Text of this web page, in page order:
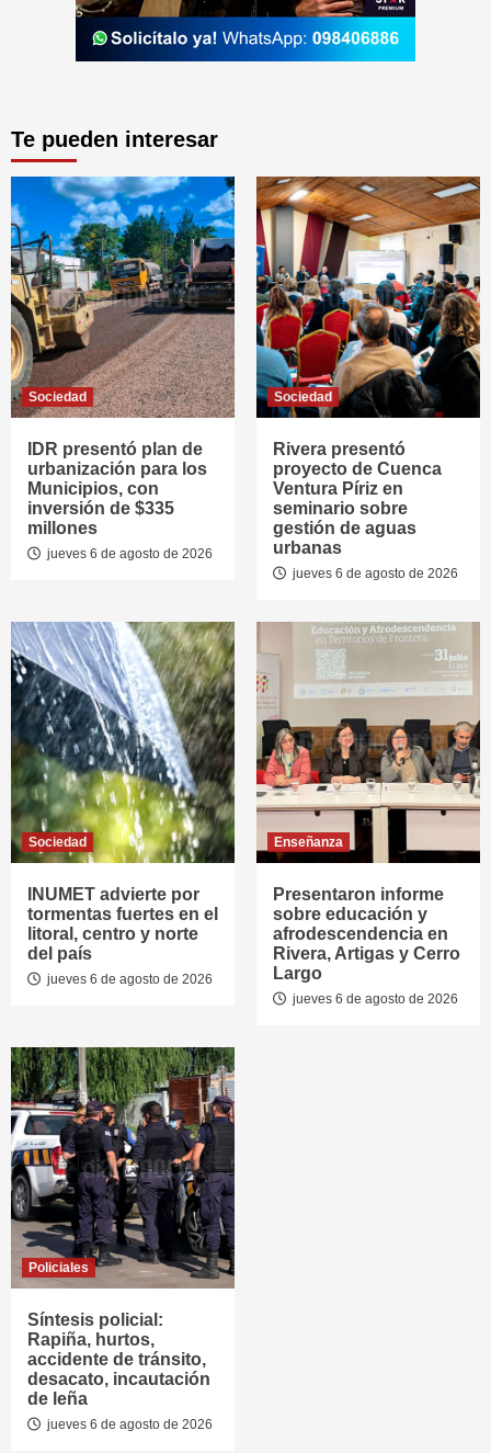
Te pueden interesar
Sociedad
IDR presentó plan de
urbanización para los
Municipios, con
inversión de $335
millones
jueves 6 de agosto de 2026
Sociedad
Rivera presentó
proyecto de Cuenca
Ventura Píriz en
seminario sobre
gestión de aguas
urbanas
jueves 6 de agosto de 2026
Sociedad
INUMET advierte por
tormentas fuertes en el
litoral, centro y norte
del país
jueves 6 de agosto de 2026
Enseñanza
Presentaron informe
sobre educación y
afrodescendencia en
Rivera, Artigas y Cerro
Largo
jueves 6 de agosto de 2026
Policiales
Síntesis policial:
Rapiña, hurtos,
accidente de tránsito,
desacato, incautación
de leña
jueves 6 de agosto de 2026